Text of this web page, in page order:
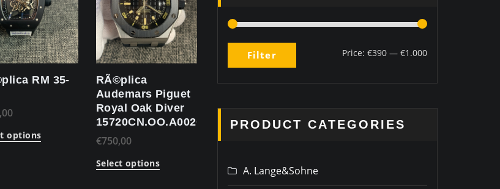
RM 35-
options
RÃ©plica
Audemars Piguet
Royal Oak Diver
15720CN.OO.A002CA.01
€750,00
Select options
Filter Price: €390 — €1.000
PRODUCT CATEGORIES
A. Lange&Sohne